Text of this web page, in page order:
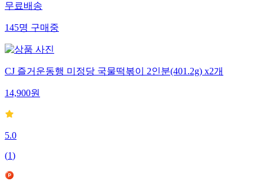
무료배송
145명 구매중
CJ 즐거운동행 미정당 국물떡볶이 2인분(401.2g) x2개
14,900원
5.0
(1)